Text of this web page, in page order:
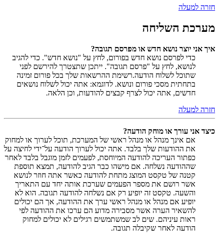
חזרה למעלה
מערכת השליחה
איך אני יוצר נושא חדש או מפרסם תגובה?
כדי לפרסם נושא חדש בפורום, לחץ על "נושא חדש". כדי להגיב
לנושא, לחץ על "פרסם תגובה". ייתכן שתצטרך להירשם לפני
שתוכל לשלוח הודעה.רשימת ההרשאות שלך בכל פורום זמינה
בתחתית מסכי פורום ונושא. לדוגמא: אתה יכול לשלוח נושאים
חדשים, אתה יכול לצרף קבצים להודעות, וכן הלאה.
חזרה למעלה
כיצד אני עורך או מוחק הודעה?
אם אינך מנהל או מנהל ראשי של המערכת, תוכל לערוך או למחוק
את ההודעות שלך בלבד. אתה יכול לערוך הודעה על־ידי לחיצה על
כפתור העריכה להודעה המיוחסת, לפעמים לזמן מוגבל בלבד לאחר
שההודעה נשלחה. אם מישהו כבר הגיב להודעה, תמצא תוספת
קטנה של טקסט המוצג מתחת להודעה כאשר אתה חוזר לנושא
אשר רושם את מספר הפעמים שערכת אותה יחד עם התאריך
והשעה. טקסט זה יופיע רק אם נשלחה להודעה תגובה. הוא לא
יופיע אם מנהל או מנהל ראשי ערך את ההודעה, אך הם יכולים
להשאיר הערה אשר מסבירה מדוע הם ערכו את ההודעה לפי
ראות עיניהם. שים לב שמשתמשים רגילים לא יכולים למחוק
הודעה לאחר שקיבלה תגובה.